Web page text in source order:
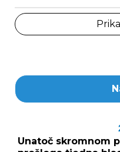
Unatoč skromnom